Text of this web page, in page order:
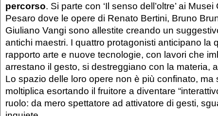
percorso. Si parte con ‘Il senso dell’oltre’ ai
Pesaro dove le opere di Renato Bertini, Bruno
Giuliano Vangi sono allestite creando un
antichi maestri. I quattro protagonisti anticipano la
rapporto arte e nuove tecnologie, con lavori che
arrestano il gesto, si destreggiano con la materia,
Lo spazio delle loro opere non è più confinato, ma
moltiplica esortando il fruitore a diventare
ruolo: da mero spettatore ad attivatore di gesti,